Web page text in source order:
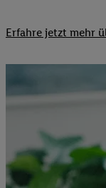
Erfahre jetzt mehr